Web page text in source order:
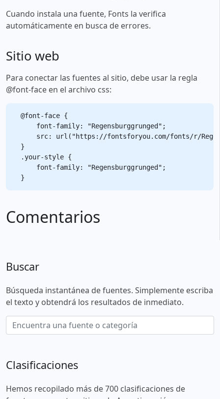
Cuando instala una fuente, Fonts la verifica
automáticamente en busca de errores.
Sitio web
Para conectar las fuentes al sitio, debe usar la regla
@font-face en el archivo css:
@font-face {
    font-family: "Regensburggrunged";
src: url("https://fontsforyou.com/fonts/r/
}
.your-style {
    font-family: "Regensburggrunged";
Comentarios
Buscar
Búsqueda instantánea de fuentes. Simplemente escriba
el texto y obtendrá los resultados de inmediato.
Clasificaciones
Hemos recopilado más de 700 clasificaciones de